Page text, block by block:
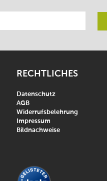
RECHTLICHES
Datenschutz
AGB
Widerrufsbelehrung
Impressum
Bildnachweise